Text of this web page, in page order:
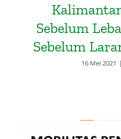
Sebelum
Sebelum
16 Mei 2021 |